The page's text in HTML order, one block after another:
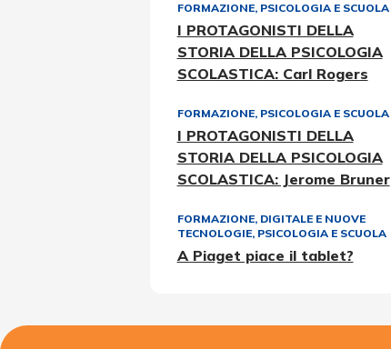
FORMAZIONE, PSICOLOGIA E SCUOLA
I PROTAGONISTI DELLA
STORIA DELLA PSICOLOGIA
SCOLASTICA: Carl Rogers
FORMAZIONE, PSICOLOGIA E SCUOLA
I PROTAGONISTI DELLA
STORIA DELLA PSICOLOGIA
SCOLASTICA: Jerome Bruner
FORMAZIONE, DIGITALE E NUOVE
TECNOLOGIE, PSICOLOGIA E SCUOLA
A Piaget piace il tablet?